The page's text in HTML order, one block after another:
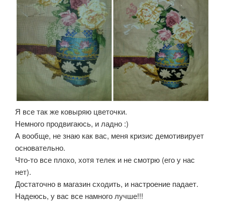
Я все так же ковыряю цветочки.
Немного продвигаюсь, и ладно :)
А вообще, не знаю как вас, меня кризис демотивирует
основательно.
Что-то все плохо, хотя телек и не смотрю (его у нас
нет).
Достаточно в магазин сходить, и настроение падает.
Надеюсь, у вас все намного лучше!!!